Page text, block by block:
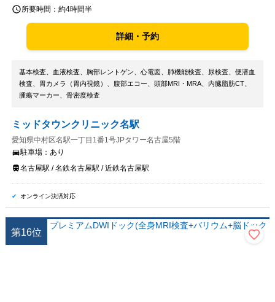
所要時間： 約4時間半
詳細・予約
基本検査、血液検査、胸部レントゲン、心電図、肺機能検査、尿検査、便潜血
検査、胃カメラ（胃内視鏡）、腹部エコー、頭部MRI・MRA、内臓脂肪CT、
腫瘍マーカー、骨密度検査
ミッドタウンクリニック名駅
愛知県中村区名駅一丁目1番1号JPタワー名古屋5階
駐車場： あり
名古屋駅 / 名鉄名古屋駅 / 近鉄名古屋駅
オンライン決済対応
第16位